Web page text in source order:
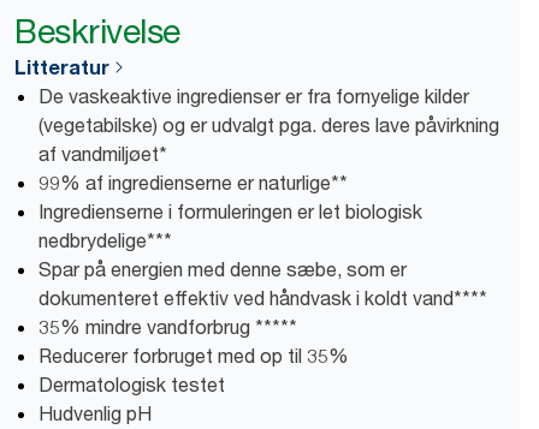
Beskrivelse
Litteratur
De vaskeaktive ingredienser er fra fornyelige kilder
(vegetabilske) og er udvalgt pga. deres lave påvirkning
af vandmiljøet*
99% af ingredienserne er naturlige**
Ingredienserne i formuleringen er let biologisk
nedbrydelige***
Spar på energien med denne sæbe, som er
dokumenteret effektiv ved håndvask i koldt vand****
35% mindre vandforbrug *****
Reducerer forbruget med op til 35%
Dermatologisk testet
Hudvenlig pH